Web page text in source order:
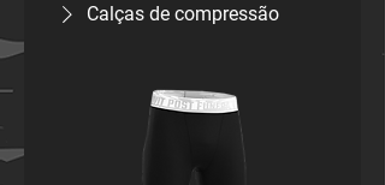
Calças de compressão